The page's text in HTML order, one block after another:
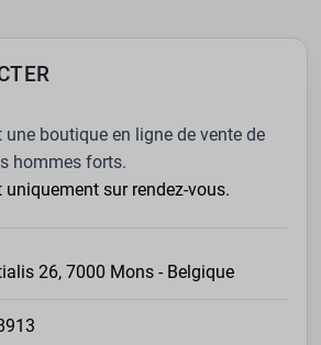
une boutique en ligne de vente de
hommes forts.
sur rendez-vous.
26, 7000 Mons - Belgique